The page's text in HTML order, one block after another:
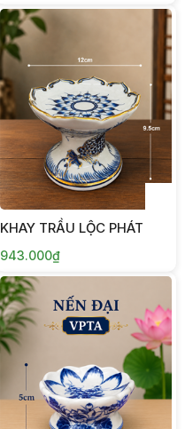
KHAY TRẦU LỘC PHÁT
943.000₫